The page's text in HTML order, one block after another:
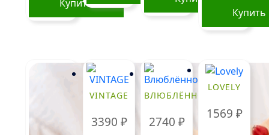
Купить
Купить
VINTAGE
3390 ₽
ВЛЮБЛЁННОСТЬ
2740 ₽
LOVELY
1569 ₽